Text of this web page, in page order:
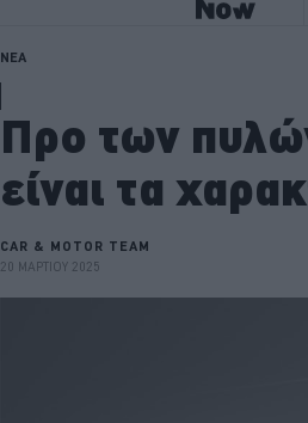
ΝΕΑ
Προ των
είναι τα
CAR & MOTOR TEAM
20 ΜΑΡΤΙΟΥ 2025